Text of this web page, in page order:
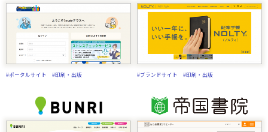
#ポータルサイト #印刷・出版 #ブランドサイト #印刷・出版